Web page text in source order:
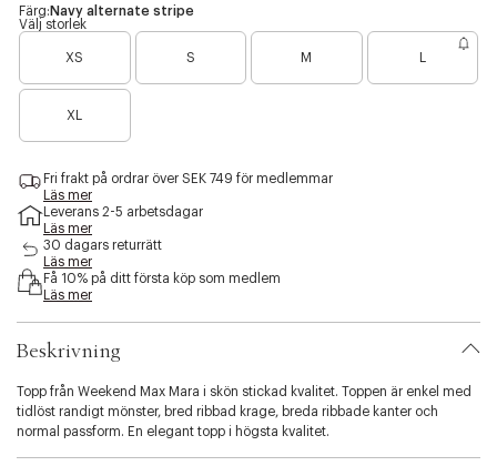
a
c
s
i
l
i
y
.
v
i
t
i
o
Färg: Navy alternate stripe
Välj storlek
XS
r
å
r
a
å
v
r
S M
XL
r
n
r
f
k
Fri frakt på ordrar över SEK 749 för medlemmar
Läs mer
Leverans 2-5 arbetsdagar
Läs mer
30 dagars returrätt
Läs mer
Få 10% på ditt första köp som medlem
Läs mer
Beskrivning
Topp från Weekend Max Mara i skön stickad kvalitet. Toppen är enkel med
tidlöst randigt mönster, bred ribbad krage, breda ribbade kanter och
normal passform. En elegant topp i högsta kvalitet.